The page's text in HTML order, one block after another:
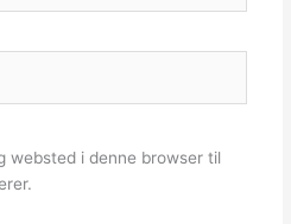
websted i denne browser til